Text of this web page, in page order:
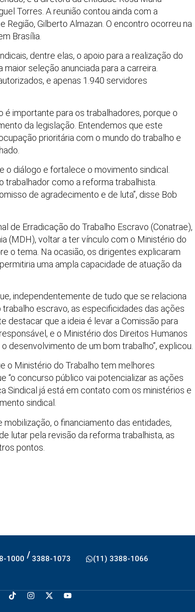
Torres. A reunião contou ainda com a
Gilberto Almazan. O encontro ocorreu na
Brasília.
dentre elas, o apoio para a realização do
seleção anunciada para a carreira.
e apenas 1.940 servidores
importante para os trabalhadores, porque o
da legislação. Entendemos que este
prioritária com o mundo do trabalho e
diálogo e fortalece o movimento sindical.
trabalhador como a reforma trabalhista.
de agradecimento e de luta”, disse Bob
de Erradicação do Trabalho Escravo (Conatrae),
(MDH), voltar a ter vínculo com o Ministério do
o tema. Na ocasião, os dirigentes explicaram
uma ampla capacidade de atuação da
independentemente de tudo que se relaciona
escravo, as especificidades das ações
destacar que a ideia é levar a Comissão para
e o Ministério dos Direitos Humanos
desenvolvimento de um bom trabalho”, explicou.
o Ministério do Trabalho tem melhores
“o concurso público vai potencializar as ações
Sindical já está em contato com os ministérios e
sindical.
o financiamento das entidades,
lutar pela revisão da reforma trabalhista, as
pontos.
1000 / 3388-1073 (11) 3388-1066